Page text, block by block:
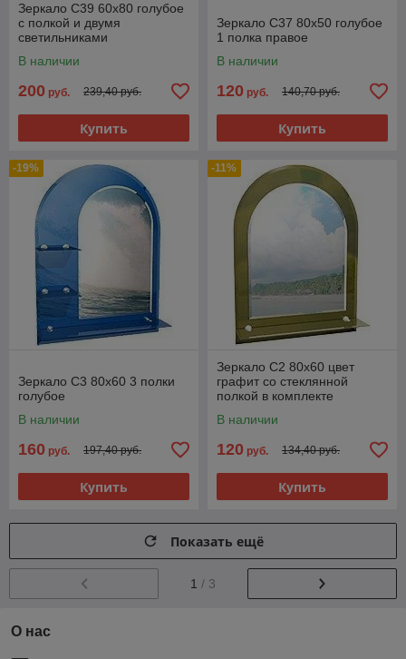
Зеркало C39 60x80 голубое
с полкой и двумя
светильниками
В наличии
200 руб. 239,40 руб.
Купить
Зеркало C37 80x50 голубое
1 полка правое
В наличии
120 руб. 140,70 руб.
Купить
-19%
Зеркало C3 80x60 3 полки
голубое
В наличии
160 руб. 197,40 руб.
Купить
-11%
Зеркало C2 80x60 цвет
графит со стеклянной
полкой в комплекте
В наличии
120 руб. 134,40 руб.
Купить
Показать ещё
1 / 3
О нас